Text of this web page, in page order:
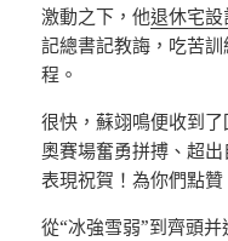
激動之下，他退休宅設
記總書記教誨，吃苦
程。
很快，蘇翊鳴便收到
奧賽場奮勇拼搏、超
表現祝賀！為你們點贊
從“冰強雪弱”到齊頭